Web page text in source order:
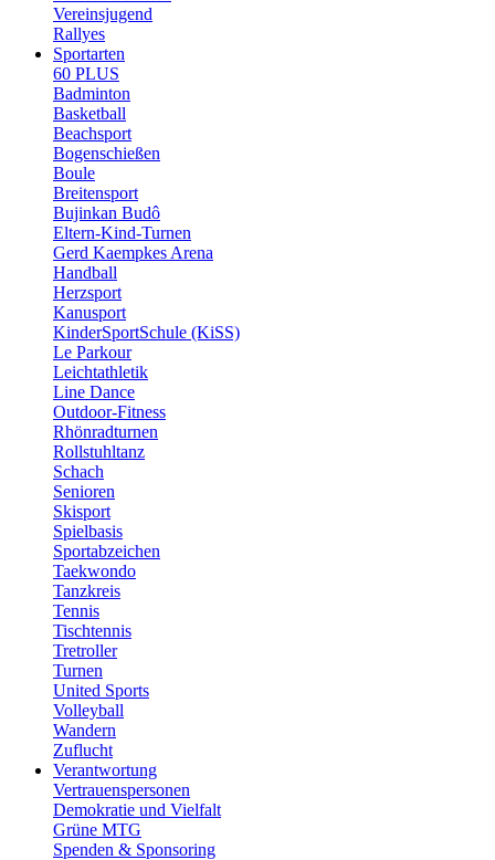
Vereinsjugend
Rallyes
Sportarten
60 PLUS
Badminton
Basketball
Beachsport
Bogenschießen
Boule
Breitensport
Bujinkan Budô
Eltern-Kind-Turnen
Gerd Kaempkes Arena
Handball
Herzsport
Kanusport
KinderSportSchule (KiSS)
Le Parkour
Leichtathletik
Line Dance
Outdoor-Fitness
Rhönradturnen
Rollstuhltanz
Schach
Senioren
Skisport
Spielbasis
Sportabzeichen
Taekwondo
Tanzkreis
Tennis
Tischtennis
Tretroller
Turnen
United Sports
Volleyball
Wandern
Zuflucht
Verantwortung
Vertrauenspersonen
Demokratie und Vielfalt
Grüne MTG
Spenden & Sponsoring